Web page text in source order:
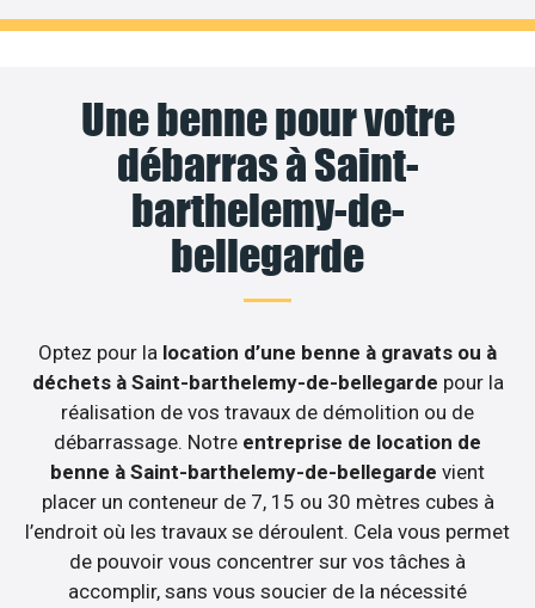
Une benne pour votre
débarras à Saint-
barthelemy-de-
bellegarde
Optez pour la location d’une benne à gravats ou à
déchets à Saint-barthelemy-de-bellegarde pour la
réalisation de vos travaux de démolition ou de
débarrassage. Notre entreprise de location de
benne à Saint-barthelemy-de-bellegarde vient
placer un conteneur de 7, 15 ou 30 mètres cubes à
l’endroit où les travaux se déroulent. Cela vous permet
de pouvoir vous concentrer sur vos tâches à
accomplir, sans vous soucier de la nécessité